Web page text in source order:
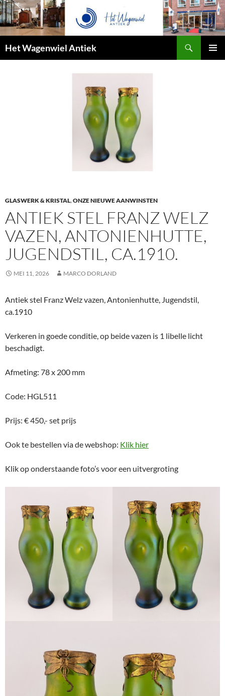
Het Wagenwiel Antiek
GLASWERK & KRISTAL,ONZE NIEUWE AANWINSTEN
ANTIEK STEL FRANZ WELZ
VAZEN, ANTONIENHUTTE,
JUGENDSTIL, CA.1910.
MEI 11, 2026 MARCO DORLAND
Antiek stel Franz Welz vazen, Antonienhutte, Jugendstil,
ca.1910
Verkeren in goede conditie, op beide vazen is 1 libelle licht
beschadigt.
Afmeting: 78 x 200 mm
Code: HGL511
Prijs: € 450,- set prijs
Ook te bestellen via de webshop: Klik hier
Klik op onderstaande foto’s voor een uitvergroting